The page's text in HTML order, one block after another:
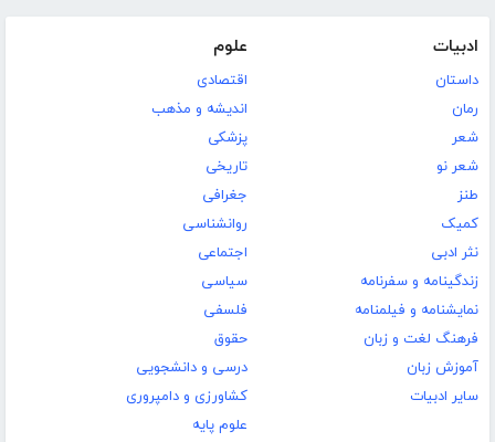
ادبیات
داستان
رمان
شعر
شعر نو
طنز
کمیک
نثر ادبی
زندگینامه و سفرنامه
نمایشنامه و فیلمنامه
فرهنگ لغت و زبان
آموزش زبان
سایر ادبیات
علوم
اقتصادی
اندیشه و مذهب
پزشکی
تاریخی
جغرافی
روانشناسی
اجتماعی
سیاسی
فلسفی
حقوق
درسی و دانشجویی
کشاورزی و دامپروری
علوم پایه